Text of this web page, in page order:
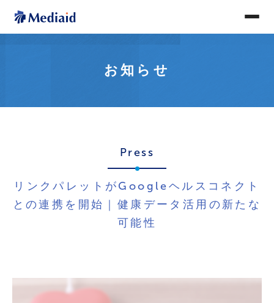
お知らせ
Press
リンクパレットがGoogleヘルスコネクト
との連携を開始｜健康データ活用の新たな
可能性